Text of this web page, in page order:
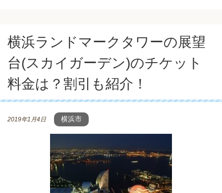
横浜ランドマークタワーの展望
台(スカイガーデン)のチケット
料金は？割引も紹介！
2019年1月4日 横浜市